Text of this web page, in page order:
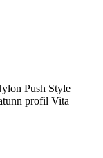
Push Style
profil Vita